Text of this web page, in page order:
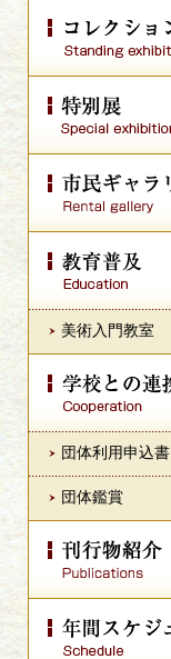
美術入門教室
団体利用申込書
団体鑑賞